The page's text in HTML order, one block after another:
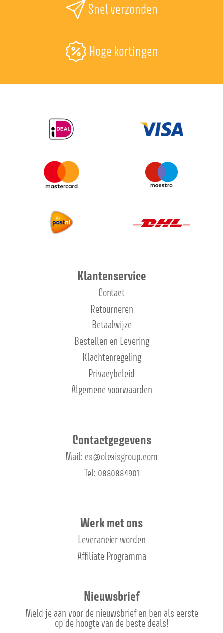
Snel verzonden
Hoge kortingen
Klantenservice
Contact
Retourneren
Betaalwijze
Bestellen en Levering
Klachtenregeling
Privacybeleid
Algemene voorwaarden
Contactgegevens
Mail: cs@olexisgroup.com
Tel: 0880884901
Werk met ons
Leverancier worden
Affiliate Programma
Nieuwsbrief
Meld je aan voor de nieuwsbrief en ben als eerste
op de hoogte van de beste deals!